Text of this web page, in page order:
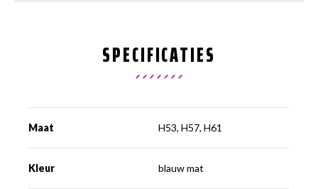
SPECIFICATIES
Maat H53, H57, H61
Kleur blauw mat